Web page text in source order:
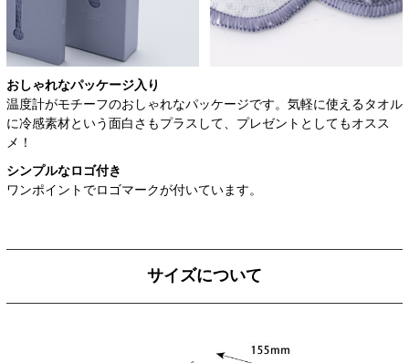
おしゃれなパッケージ入り
温度計がモチーフのおしゃれなパッケージです。気軽に使えるタオル
に冷感素材という面白さもプラスして、プレゼントとしてもオスス
メ！
シンプルなロゴ付き
ワンポイントでロゴマークが付いています。
サイズについて